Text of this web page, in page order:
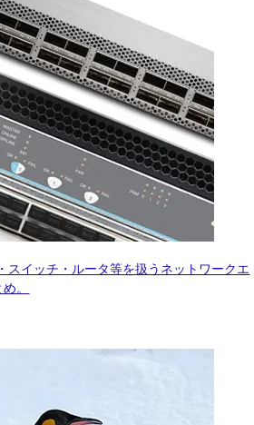
スイッチ・ルータ等を扱うネットワークエ
。